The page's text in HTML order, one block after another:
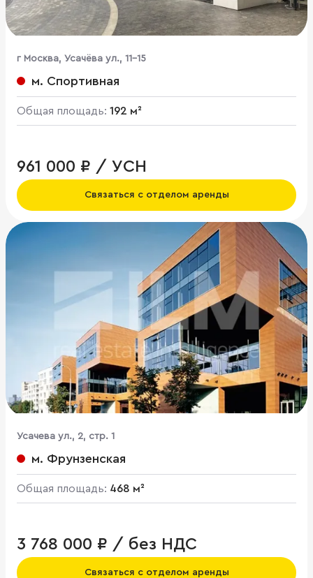
г Москва, Усачёва ул., 11-15
м. Спортивная
Общая площадь: 192 м²
961 000 ₽ / УСН
Связаться с отделом аренды
Усачева ул., 2, стр. 1
м. Фрунзенская
Общая площадь: 468 м²
3 768 000 ₽ / без НДС
Связаться с отделом аренды